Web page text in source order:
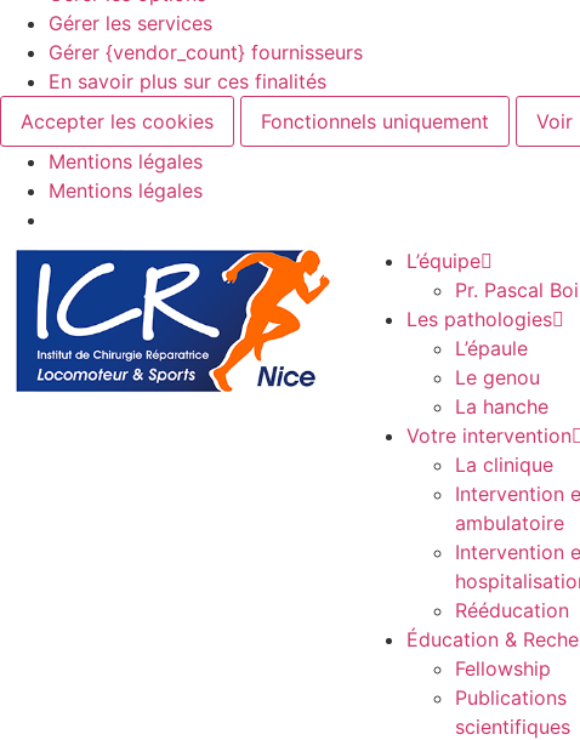
Gérer les services
Gérer {vendor_count} fournisseurs
En savoir plus sur ces finalités
Accepter les cookies
Fonctionnels uniquement Voir
Mentions légales
Mentions légales
L’équipe
Pr. Pascal
Les pathologies
L’épaule
Le genou
La hanche
Votre intervention
La clinique
Intervention
ambulatoire
Intervention
Rééducation
Éducation &
Fellowship
Publications
scientifiques